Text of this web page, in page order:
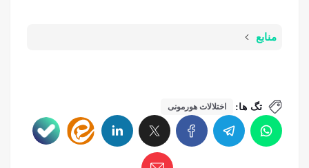
منابع
تگ ها: اختلالات هورمونی